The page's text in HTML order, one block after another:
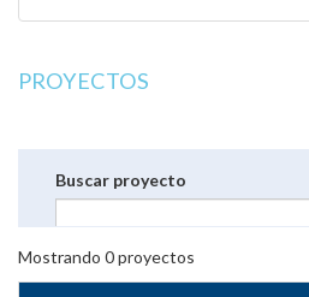
PROYECTOS
Buscar proyecto
Mostrando 0proyectos